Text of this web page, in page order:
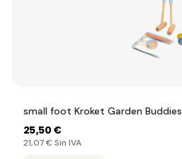
small foot Kroket Garden Buddies
25,50 €
21,07 € Sin IVA